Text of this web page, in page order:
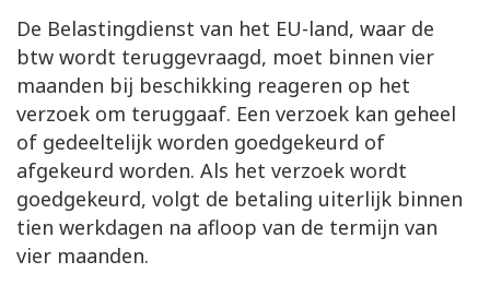
De Belastingdienst van het EU-land, waar de
btw wordt teruggevraagd, moet binnen vier
maanden bij beschikking reageren op het
verzoek om teruggaaf. Een verzoek kan geheel
of gedeeltelijk worden goedgekeurd of
afgekeurd worden. Als het verzoek wordt
goedgekeurd, volgt de betaling uiterlijk binnen
tien werkdagen na afloop van de termijn van
vier maanden.